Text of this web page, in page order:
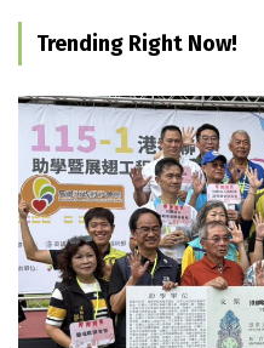
Trending Right Now!